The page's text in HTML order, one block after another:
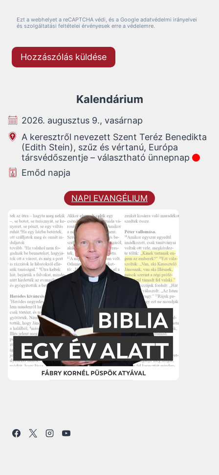
Ezt a webhelyet a reCAPTCHA védi, és a Google adatvédelmi irányelvei
és szolgáltatási feltételei érvényesek erre a védelemre.
Kalendárium
2026. augusztus 9., vasárnap
A keresztről nevezett Szent Teréz Benedikta
(Edith Stein), szűz és vértanú, Európa
társvédőszentje – választható ünnepnap
Emőd napja
NAPI EVANGÉLIUM